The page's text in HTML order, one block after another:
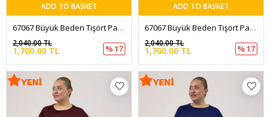
ADD TO BASKET
67067 Büyük Beden Tişört Pantolonlu Modal Takım - Antrasit
1,700.00 TL
2,040.00 TL
% 17
ADD TO BASKET
67067 Büyük Beden Tişört Pantolonlu Modal Takım - Kahve
1,700.00 TL
2,040.00 TL
% 17